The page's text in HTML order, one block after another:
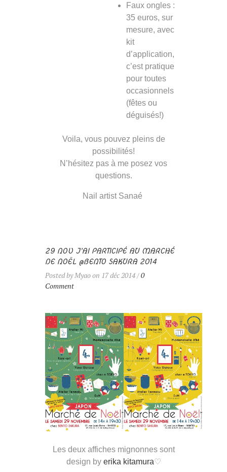
Faux ongles :
35 euros, sur
mesure, avec
kit
d’application,
c’est pratique
pour toutes
occasionnels
(fêtes ou
déguisés!)
Voila, vous pouvez pleins de
possibilités!
N’hésitez pas à me posez vos
questions.
Nail artist Sanaé
29 NOV J’AI PARTICIPÉ AU MARCHÉ
DE NOËL @BENTO SAKURA 2014
Posted by Myao on 17 déc 2014 /0
Comment
Les deux affiches mignonnes sont
design by erika kitamura♡